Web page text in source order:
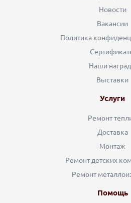
Новости
Вакансии
Политика
Наши
Выставки
Услуги
Ремонт
Доставка
Монтаж
Ремонт детских
Ремонт
Помощь